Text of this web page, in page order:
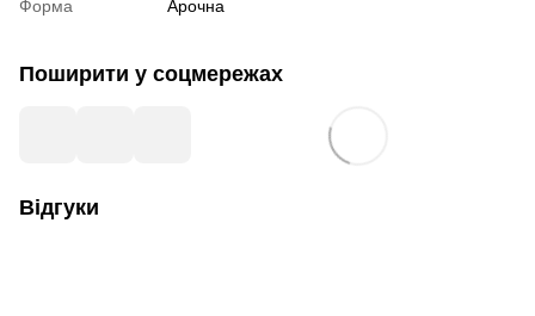
Форма Арочна
Поширити у соцмережах
Відгуки